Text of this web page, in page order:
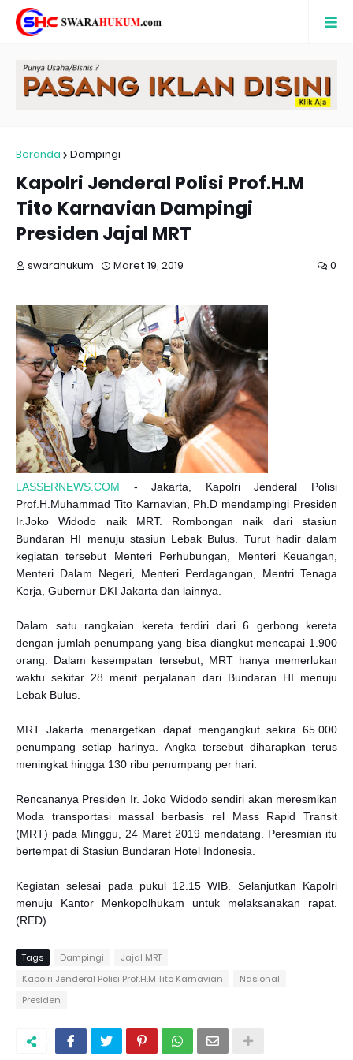
Beranda Dampingi
Kapolri Jenderal Polisi Prof.H.M
Tito Karnavian Dampingi
Presiden Jajal MRT
swarahukum Maret 19, 2019 0
LASSERNEWS.COM - Jakarta, Kapolri Jenderal Polisi
Prof.H.Muhammad Tito Karnavian, Ph.D mendampingi Presiden
Ir.Joko Widodo naik MRT. Rombongan naik dari stasiun
Bundaran HI menuju stasiun Lebak Bulus. Turut hadir dalam
kegiatan tersebut Menteri Perhubungan, Menteri Keuangan,
Menteri Dalam Negeri, Menteri Perdagangan, Mentri Tenaga
Kerja, Gubernur DKI Jakarta dan lainnya.
Dalam satu rangkaian kereta terdiri dari 6 gerbong kereta
dengan jumlah penumpang yang bisa diangkut mencapai 1.900
orang. Dalam kesempatan tersebut, MRT hanya memerlukan
waktu sekitar 28 menit perjalanan dari Bundaran HI menuju
Lebak Bulus.
MRT Jakarta menargetkan dapat mengangkut sekira 65.000
penumpang setiap harinya. Angka tersebut diharapkan terus
meningkat hingga 130 ribu penumpang per hari.
Rencananya Presiden Ir. Joko Widodo sendiri akan meresmikan
Moda transportasi massal berbasis rel Mass Rapid Transit
(MRT) pada Minggu, 24 Maret 2019 mendatang. Peresmian itu
bertempat di Stasiun Bundaran Hotel Indonesia.
Kegiatan selesai pada pukul 12.15 WIB. Selanjutkan Kapolri
menuju Kantor Menkopolhukam untuk melaksanakan rapat.
(RED)
Tags Dampingi
Jajal MRT
Kapolri Jenderal Polisi Prof.H.M Tito Karnavian
Nasional
Presiden